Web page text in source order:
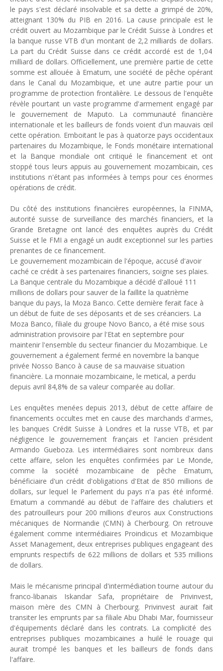
Unknown- May 03 2026
Economie : quand le roi dollar grince
Unknown-Apr 26 2026
Tourisme : le Maroc confirme sa vitalité
Unknown-Aug 07 2026
Le cours de l'or au plus haut depuis juin 2026
Tsirisoa Edition -Aug 06 2026
Voaara Madagascar intègre Design Hotels. P. Kjellgren, son
Tsirisoa Edition
Île Maurice : le tourisme reprend des couleurs
Unknown
Aug 03 2026
le pays s'est déclaré insolvable et sa dette a grimpé de 20%,
atteignant 130% du PIB en 2016. La cause principale est le
crédit ouvert au Mozambique par le Crédit Suisse à Londres et
la banque russe VTB d'un montant de 2,2 milliards de dollars.
Lapart du Crédit Suisse dans ce crédit accordé est de 1,04
milliard de dollars. Officiellement, une première partie de cette
somme est allouée à Ematum, une société de pêche opérant
dans le Canal du Mozambique, et une autre partie pour un
programme de protection frontalière. Le dessous de l'enquête
révèle pourtant un vaste programme d'armement engagé par
le gouvernement de Maputo. La communauté financière
internationale et les bailleurs de fonds voient d'un mauvais œil
cette opération. Emboitant le pas à quatorze pays occidentaux
partenaires du Mozambique, le Fonds monétaire international
et la Banque mondiale ont critiqué le financement et ont
stoppé tous leurs appuis au gouvernement mozambicain, ces
institutions n'étant pas informées à temps pour ces énormes
opérations de crédit.
Du côté des institutions financières européennes, la FINMA,
autorité suisse de surveillance des marchés financiers, et la
Grande Bretagne ont lancé des enquêtes auprès du Crédit
Suisse et le FMI a engagé un audit exceptionnel sur les parties
prenantes de ce financement.
Le gouvernement mozambicain de l'époque, accusé d'avoir
caché ce crédit à ses partenaires financiers, soigne ses plaies.
La Banque centrale du Mozambique a décidé d'alloué 111
millions de dollars pour sauver de la faillite la quatrième
banque du pays, la Moza Banco. Cette dernière ferait face à
un début de fuite de ses déposants et de ses créanciers. La
Moza Banco, filiale du groupe Novo Banco, a été mise sous
administration provisoire par l'Etat en septembre pour
maintenir l'ensemble du secteur financier du Mozambique. Le
gouvernement a également fermé en novembre la banque
privée Nosso Banco à cause de sa mauvaise situation
financière. La monnaie mozambicaine, le metical, a perdu
depuis avril 84,8% de sa valeur comparée au dollar.
Les enquêtes menées depuis 2013, début de cette affaire de
financements occultes met en cause des marchands d'armes,
les banques Crédit Suisse à Londres et la russe VTB, et par
négligence le gouvernement français et l'ancien président
Armando Gueboza. Les intermédiaires sont nombreux dans
cette affaire, selon les enquêtes confirmées par Le Monde,
commela société mozambicaine de pêche Ematum,
bénéficiaire d'un crédit d'obligations d'Etat de 850 millions de
dollars, sur lequel le Parlement du pays n'a pas été informé.
Ematum a commandé au début de l'affaire des chalutiers et
des patrouilleurs pour 200 millions d'euros aux Constructions
mécaniques de Normandie (CMN) à Cherbourg. On retrouve
également comme intermédiaires Proindicus et Mozambique
Asset Management, deux entreprises publiques engageant des
emprunts respectifs de 622 millions de dollars et 535 millions
de dollars.
Maisle mécanisme principal d'intermédiation tourne autour du
franco-libanais Iskandar Safa, propriétaire de Privinvest,
maison mère des CMN à Cherbourg. Privinvest aurait fait
transiter les emprunts par sa filiale Abu Dhabi Mar, fournisseur
d'équipements déclaré dans les contrats. La complicité des
entreprises publiques mozambicaines a huilé le rouage qui
aurait trompé les banques et les bailleurs de fonds dans
l'affaire.